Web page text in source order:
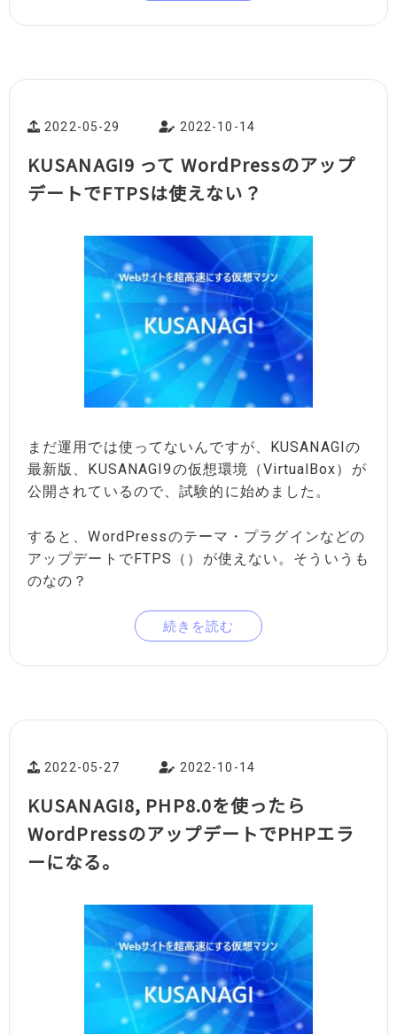
2022-05-29 2022-10-14
KUSANAGI9 って WordPressのアップ
デートでFTPSは使えない？
まだ運用では使ってないんですが、KUSANAGIの
最新版、KUSANAGI9の仮想環境（VirtualBox）が
公開されているので、試験的に始めました。
すると、WordPressのテーマ・プラグインなどの
アップデートでFTPS（）が使えない。そういうも
のなの？
続きを読む
2022-05-27 2022-10-14
KUSANAGI8, PHP8.0を使ったら
WordPressのアップデートでPHPエラ
ーになる。